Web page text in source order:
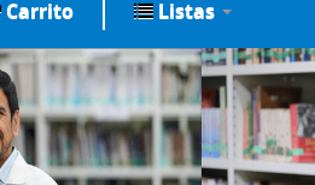
Carrito Listas